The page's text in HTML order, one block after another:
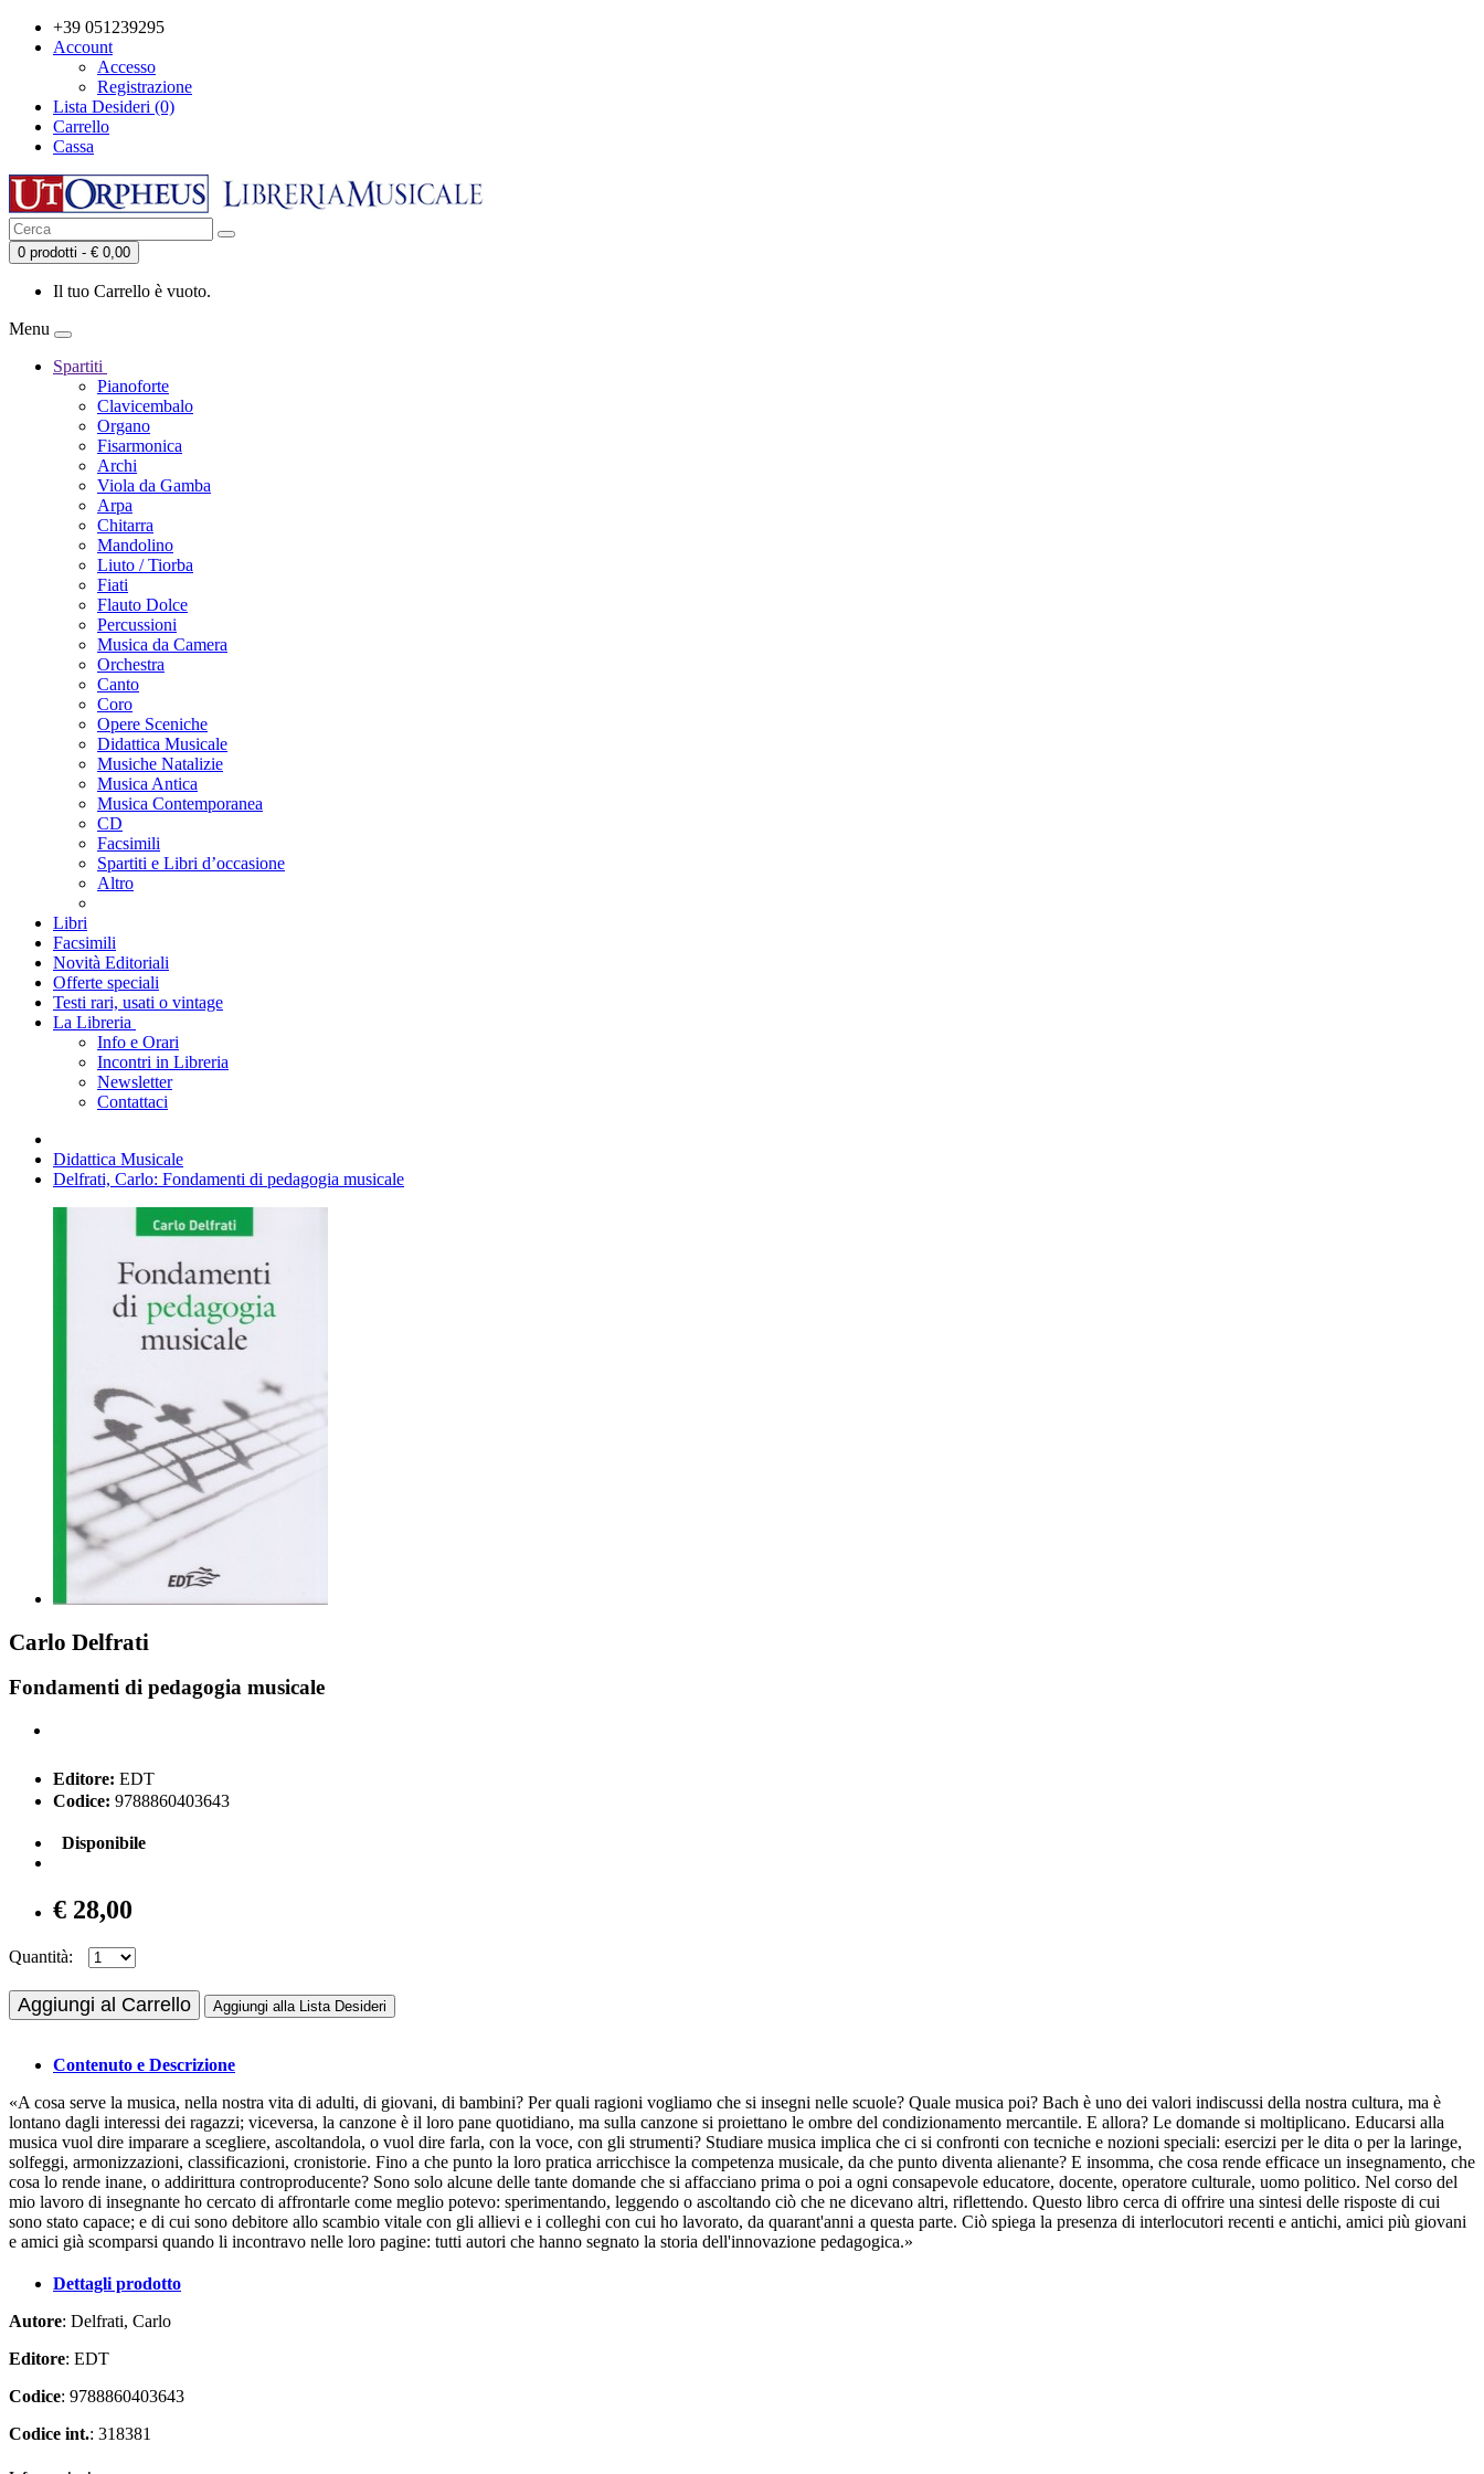
+39 051239295
Account
Accesso
Registrazione
Lista Desideri (0)
Carrello
Cassa
0 prodotti - € 0,00
Il tuo Carrello è vuoto.
Menu
Spartiti
Pianoforte
Clavicembalo
Organo
Fisarmonica
Archi
Viola da Gamba
Arpa
Chitarra
Mandolino
Liuto / Tiorba
Fiati
Flauto Dolce
Percussioni
Musica da Camera
Orchestra
Canto
Coro
Opere Sceniche
Didattica Musicale
Musiche Natalizie
Musica Antica
Musica Contemporanea
CD
Facsimili
Spartiti e Libri d’occasione
Altro
Libri
Facsimili
Novità Editoriali
Offerte speciali
Testi rari, usati o vintage
La Libreria
Info e Orari
Incontri in Libreria
Newsletter
Contattaci
Didattica Musicale
Delfrati, Carlo: Fondamenti di pedagogia musicale
Carlo Delfrati
Fondamenti di pedagogia musicale
Editore: EDT
Codice: 9788860403643
Disponibile
€ 28,00
Quantità:
Aggiungi al Carrello Aggiungi alla Lista Desideri
Contenuto e Descrizione
«A cosa serve la musica, nella nostra vita di adulti, di giovani, di bambini? Per quali ragioni vogliamo che si insegni nelle scuole? Quale musica poi? Bach è uno dei valori indiscussi della nostra cultura, ma è
lontano dagli interessi dei ragazzi; viceversa, la canzone è il loro pane quotidiano, ma sulla canzone si proiettano le ombre del condizionamento mercantile. E allora? Le domande si moltiplicano. Educarsi alla
musica vuol dire imparare a scegliere, ascoltandola, o vuol dire farla, con la voce, con gli strumenti? Studiare musica implica che ci si confronti con tecniche e nozioni speciali: esercizi per le dita o per la laringe,
solfeggi, armonizzazioni, classificazioni, cronistorie. Fino a che punto la loro pratica arricchisce la competenza musicale, da che punto diventa alienante? E insomma, che cosa rende efficace un insegnamento, che
cosa lo rende inane, o addirittura controproducente? Sono solo alcune delle tante domande che si affacciano prima o poi a ogni consapevole educatore, docente, operatore culturale, uomo politico. Nel corso del
mio lavoro di insegnante ho cercato di affrontarle come meglio potevo: sperimentando, leggendo o ascoltando ciò che ne dicevano altri, riflettendo. Questo libro cerca di offrire una sintesi delle risposte di cui
sono stato capace; e di cui sono debitore allo scambio vitale con gli allievi e i colleghi con cui ho lavorato, da quarant'anni a questa parte. Ciò spiega la presenza di interlocutori recenti e antichi, amici più giovani
e amici già scomparsi quando li incontravo nelle loro pagine: tutti autori che hanno segnato la storia dell'innovazione pedagogica.»
Dettagli prodotto
Autore: Delfrati, Carlo
Editore: EDT
Codice: 9788860403643
Codice int.: 318381